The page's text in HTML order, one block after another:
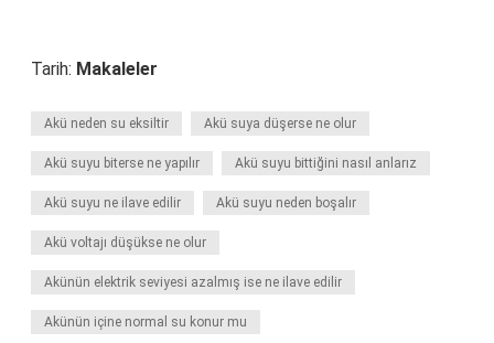
Tarih: Makaleler
Akü neden su eksiltir Akü suya düşerse ne olur
Akü suyu biterse ne yapılır Akü suyu bittiğini nasıl anlarız
Akü suyu ne ilave edilir Akü suyu neden boşalır
Akü voltajı düşükse ne olur
Akünün elektrik seviyesi azalmış ise ne ilave edilir
Akünün içine normal su konur mu